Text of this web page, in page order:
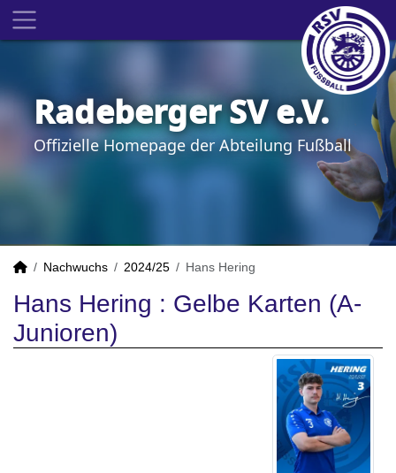
Radeberger SV e.V.
Offizielle Homepage der Abteilung Fußball
Nachwuchs 2024/25 Hans Hering
Hans Hering : Gelbe Karten (A-
Junioren)